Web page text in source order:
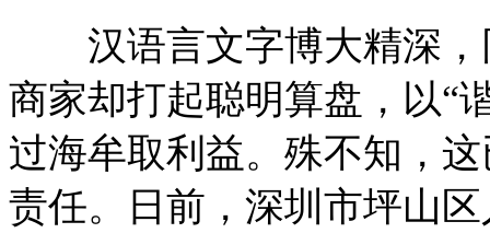
汉语言文字博大精深，
商家却打起聪明算盘，以“
过海牟取利益。殊不知，
责任。日前，深圳市坪山